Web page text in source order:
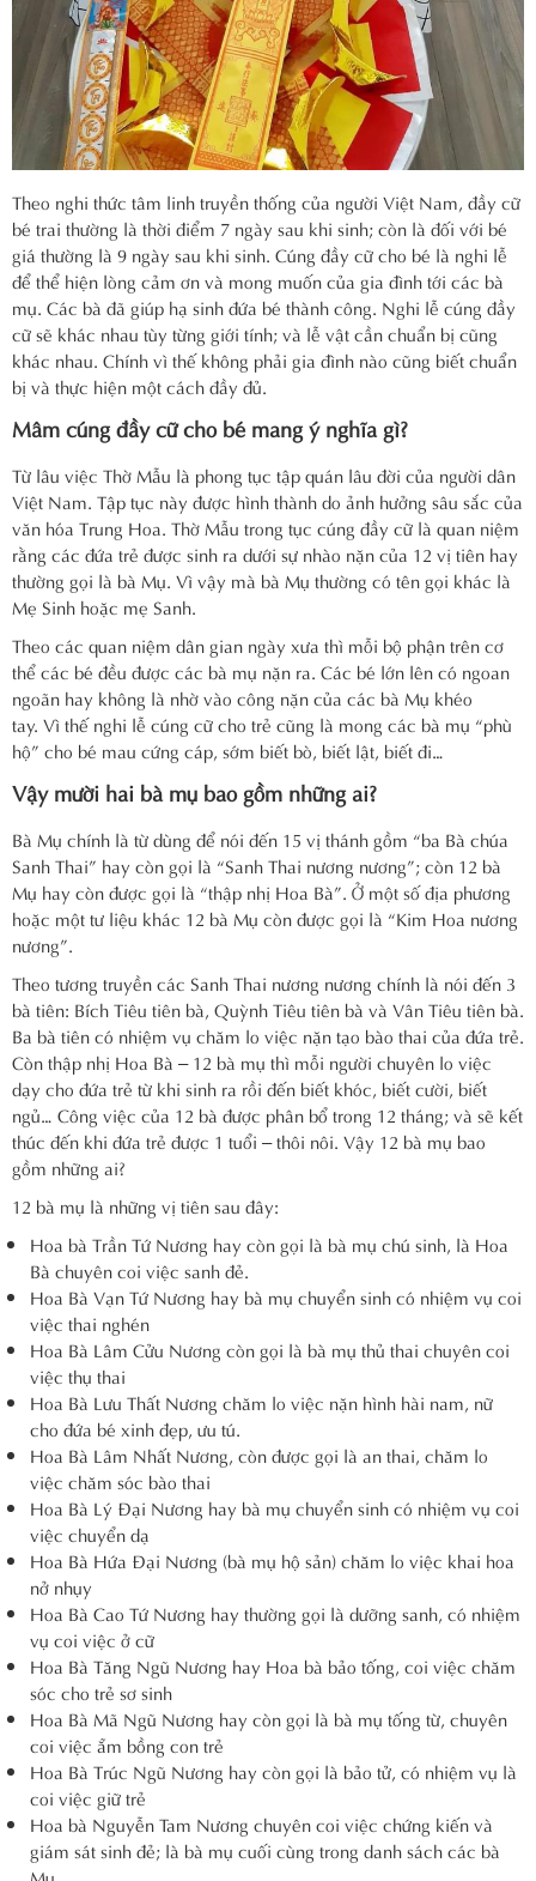
Theo nghi thức tâm linh truyền thống của người Việt Nam, đầy cữ
bé trai thường là thời điểm 7 ngày sau khi sinh; còn là đối với bé
giá thường là 9 ngày sau khi sinh. Cúng đầy cữ cho bé là nghi lễ
để thể hiện lòng cảm ơn và mong muốn của gia đình tới các bà
mụ. Các bà đã giúp hạ sinh đứa bé thành công. Nghi lễ cúng đầy
cữ sẽ khác nhau tùy từng giới tính; và lễ vật cần chuẩn bị cũng
khác nhau. Chính vì thế không phải gia đình nào cũng biết chuẩn
bị và thực hiện một cách đầy đủ.
Mâm cúng đầy cữ cho bé mang ý nghĩa gì?
Từ lâu việc Thờ Mẫu là phong tục tập quán lâu đời của người dân
Việt Nam. Tập tục này được hình thành do ảnh hưởng sâu sắc của
văn hóa Trung Hoa. Thờ Mẫu trong tục cúng đầy cữ là quan niệm
rằng các đứa trẻ được sinh ra dưới sự nhào nặn của 12 vị tiên hay
thường gọi là bà Mụ. Vì vậy mà bà Mụ thường có tên gọi khác là
Mẹ Sinh hoặc mẹ Sanh.
Theo các quan niệm dân gian ngày xưa thì mỗi bộ phận trên cơ
thể các bé đều được các bà mụ nặn ra. Các bé lớn lên có ngoan
ngoãn hay không là nhờ vào công nặn của các bà Mụ khéo
tay. Vì thế nghi lễ cúng cữ cho trẻ cũng là mong các bà mụ “phù
hộ” cho bé mau cứng cáp, sớm biết bò, biết lật, biết đi…
Vậy mười hai bà mụ bao gồm những ai?
Bà Mụ chính là từ dùng để nói đến 15 vị thánh gồm “ba Bà chúa
Sanh Thai” hay còn gọi là “Sanh Thai nương nương”; còn 12 bà
Mụ hay còn được gọi là “thập nhị Hoa Bà”. Ở một số địa phương
hoặc một tư liệu khác 12 bà Mụ còn được gọi là “Kim Hoa nương
nương”.
Theo tương truyền các Sanh Thai nương nương chính là nói đến 3
bà tiên: Bích Tiêu tiên bà, Quỳnh Tiêu tiên bà và Vân Tiêu tiên bà.
Ba bà tiên có nhiệm vụ chăm lo việc nặn tạo bào thai của đứa trẻ.
Còn thập nhị Hoa Bà – 12 bà mụ thì mỗi người chuyên lo việc
dạy cho đứa trẻ từ khi sinh ra rồi đến biết khóc, biết cười, biết
ngủ… Công việc của 12 bà được phân bổ trong 12 tháng; và sẽ kết
thúc đến khi đứa trẻ được 1 tuổi – thôi nôi. Vậy 12 bà mụ bao
gồm những ai?
12 bà mụ là những vị tiên sau đây:
Hoa bà Trần Tứ Nương hay còn gọi là bà mụ chú sinh, là Hoa
Bà chuyên coi việc sanh đẻ.
Hoa Bà Vạn Tứ Nương hay bà mụ chuyển sinh có nhiệm vụ coi
việc thai nghén
Hoa Bà Lâm Cửu Nương còn gọi là bà mụ thủ thai chuyên coi
việc thụ thai
Hoa Bà Lưu Thất Nương chăm lo việc nặn hình hài nam, nữ
cho đứa bé xinh đẹp, ưu tú.
Hoa Bà Lâm Nhất Nương, còn được gọi là an thai, chăm lo
việc chăm sóc bào thai
Hoa Bà Lý Đại Nương hay bà mụ chuyển sinh có nhiệm vụ coi
việc chuyển dạ
Hoa Bà Hứa Đại Nương (bà mụ hộ sản) chăm lo việc khai hoa
nở nhụy
Hoa Bà Cao Tứ Nương hay thường gọi là dưỡng sanh, có nhiệm
vụ coi việc ở cữ
Hoa Bà Tăng Ngũ Nương hay Hoa bà bảo tống, coi việc chăm
sóc cho trẻ sơ sinh
Hoa Bà Mã Ngũ Nương hay còn gọi là bà mụ tống từ, chuyên
coi việc ẵm bồng con trẻ
Hoa Bà Trúc Ngũ Nương hay còn gọi là bảo tử, có nhiệm vụ là
coi việc giữ trẻ
Hoa bà Nguyễn Tam Nương chuyên coi việc chứng kiến và
giám sát sinh đẻ; là bà mụ cuối cùng trong danh sách các bà